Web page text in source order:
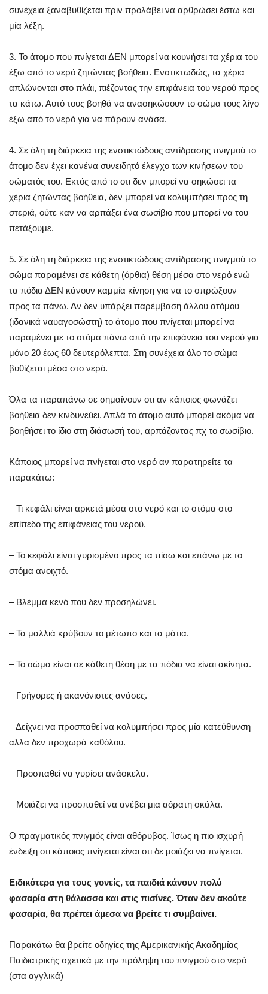
συνέχεια ξαναβυθίζεται πριν προλάβει να αρθρώσει έστω και
μία λέξη.
3. Το άτομο που πνίγεται ΔΕΝ μπορεί να κουνήσει τα χέρια του
έξω από το νερό ζητώντας βοήθεια. Ενστικτωδώς, τα χέρια
απλώνονται στο πλάι, πιέζοντας την επιφάνεια του νερού προς
τα κάτω. Αυτό τους βοηθά να ανασηκώσουν το σώμα τους λίγο
έξω από το νερό για να πάρουν ανάσα.
4. Σε όλη τη διάρκεια της ενστικτώδους αντίδρασης πνιγμού το
άτομο δεν έχει κανένα συνειδητό έλεγχο των κινήσεων του
σώματός του. Εκτός από το οτι δεν μπορεί να σηκώσει τα
χέρια ζητώντας βοήθεια, δεν μπορεί να κολυμπήσει προς τη
στεριά, ούτε καν να αρπάξει ένα σωσίβιο που μπορεί να του
πετάξουμε.
5. Σε όλη τη διάρκεια της ενστικτώδους αντίδρασης πνιγμού το
σώμα παραμένει σε κάθετη (όρθια) θέση μέσα στο νερό ενώ
τα πόδια ΔΕΝ κάνουν καμμία κίνηση για να το σπρώξουν
προς τα πάνω. Αν δεν υπάρξει παρέμβαση άλλου ατόμου
(ιδανικά ναυαγοσώστη) το άτομο που πνίγεται μπορεί να
παραμένει με το στόμα πάνω από την επιφάνεια του νερού για
μόνο 20 έως 60 δευτερόλεπτα. Στη συνέχεια όλο το σώμα
βυθίζεται μέσα στο νερό.
Όλα τα παραπάνω σε σημαίνουν οτι αν κάποιος φωνάζει
βοήθεια δεν κινδυνεύει. Απλά το άτομο αυτό μπορεί ακόμα να
βοηθήσει το ίδιο στη διάσωσή του, αρπάζοντας πχ το σωσίβιο.
Κάποιος μπορεί να πνίγεται στο νερό αν παρατηρείτε τα
παρακάτω:
– Τι κεφάλι είναι αρκετά μέσα στο νερό και το στόμα στο
επίπεδο της επιφάνειας του νερού.
– Το κεφάλι είναι γυρισμένο προς τα πίσω και επάνω με το
στόμα ανοιχτό.
– Βλέμμα κενό που δεν προσηλώνει.
– Τα μαλλιά κρύβουν το μέτωπο και τα μάτια.
– Το σώμα είναι σε κάθετη θέση με τα πόδια να είναι ακίνητα.
– Γρήγορες ή ακανόνιστες ανάσες.
– Δείχνει να προσπαθεί να κολυμπήσει προς μία κατεύθυνση
αλλα δεν προχωρά καθόλου.
– Προσπαθεί να γυρίσει ανάσκελα.
– Μοιάζει να προσπαθεί να ανέβει μια αόρατη σκάλα.
Ο πραγματικός πνιγμός είναι αθόρυβος. Ίσως η πιο ισχυρή
ένδειξη οτι κάποιος πνίγεται είναι οτι δε μοιάζει να πνίγεται.
Ειδικότερα για τους γονείς, τα παιδιά κάνουν πολύ
φασαρία στη θάλασσα και στις πισίνες. Όταν δεν ακούτε
φασαρία, θα πρέπει άμεσα να βρείτε τι συμβαίνει.
Παρακάτω θα βρείτε οδηγίες της Αμερικανικής Ακαδημίας
Παιδιατρικής σχετικά με την πρόληψη του πνιγμού στο νερό
(στα αγγλικά)